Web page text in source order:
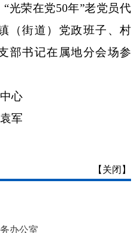
“光荣在党50年”老党员代
（街道）党政班子、村
部书记在属地分会场参
心
军
【关闭】
办公室